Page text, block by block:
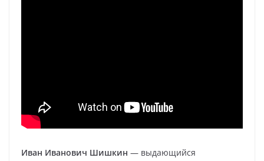
Иван Иванович Шишкин — выдающийся